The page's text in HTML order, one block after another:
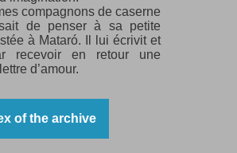
compagnons de caserne
de penser à sa petite
à Mataró. Il lui écrivit et
recevoir en retour une
d’amour.
une vie sans but, sans
attentes, enfermé avec
de républicains et de
comme moi, mais ma
of the archive